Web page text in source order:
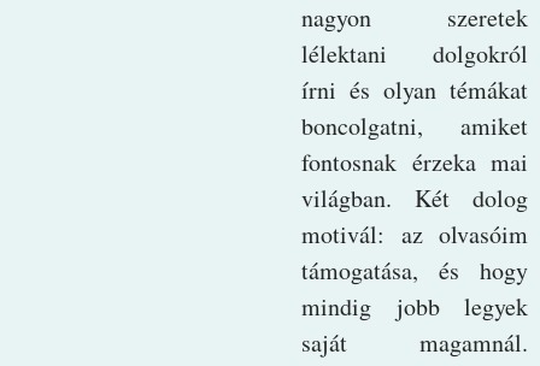
nagyon szeretek
lélektani dolgokról
írni és olyan témákat
boncolgatni, amiket
fontosnak érzeka mai
világban. Két dolog
motivál: az olvasóim
támogatása, és hogy
mindig jobb legyek
saját magamnál.